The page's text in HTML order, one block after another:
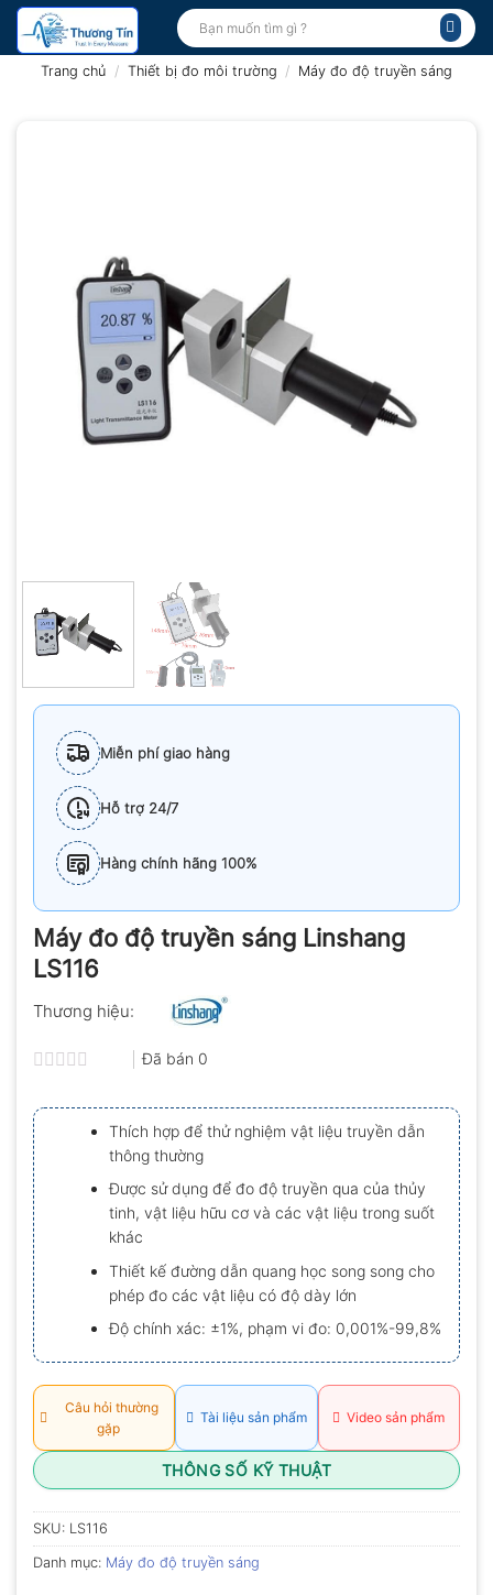
Bỏ
qua
Tìm
kiếm:
Trang chủ / Thiết bị đo môi trường / Máy đo độ truyền sáng
Miễn phí giao hàng
Hỗ trợ 24/7
Hàng chính hãng 100%
Máy đo độ truyền sáng Linshang
LS116
Thương hiệu:
xếp
hạng
0.0
5
sao
Đã bán 0
Thích hợp để thử nghiệm vật liệu truyền dẫn
thông thường
Được sử dụng để đo độ truyền qua của thủy
tinh, vật liệu hữu cơ và các vật liệu trong suốt
khác
Thiết kế đường dẫn quang học song song cho
phép đo các vật liệu có độ dày lớn
Độ chính xác: ±1%, phạm vi đo: 0,001%-99,8%
Câu hỏi thường
gặp
Tài liệu sản phẩm Video sản phẩm
THÔNG SỐ KỸ THUẬT
SKU: LS116
Danh mục: Máy đo độ truyền sáng